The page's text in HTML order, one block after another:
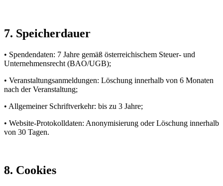
7. Speicherdauer
• Spendendaten: 7 Jahre gemäß österreichischem Steuer- und
Unternehmensrecht (BAO/UGB);
• Veranstaltungsanmeldungen: Löschung innerhalb von 6 Monaten
nach der Veranstaltung;
• Allgemeiner Schriftverkehr: bis zu 3 Jahre;
• Website-Protokolldaten: Anonymisierung oder Löschung innerhalb
von 30 Tagen.
8. Cookies